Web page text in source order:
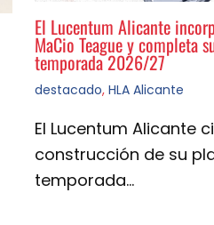
El Lucentum Alicante
MaCio Teague y completa
temporada 2026/27
destacado, HLA Alicante
El Lucentum Alicante
construcción de su
temporada…